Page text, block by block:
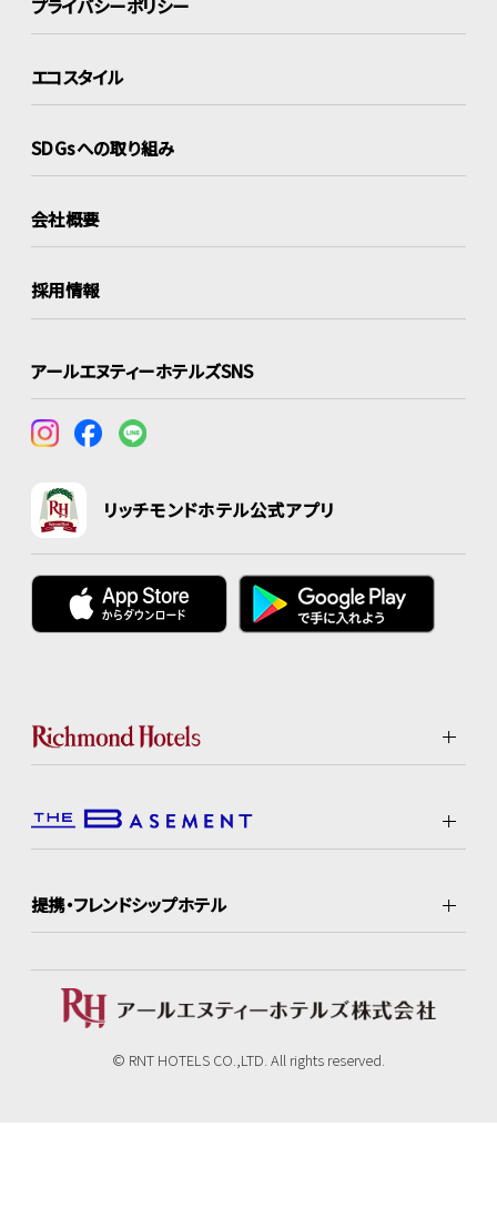
プライバシーポリシー
エコスタイル
SDGsへの取り組み
会社概要
採用情報
アールエヌティーホテルズSNS
リッチモンドホテル公式アプリ
提携・フレンドシップホテル
© RNT HOTELS CO.,LTD. All rights reserved.